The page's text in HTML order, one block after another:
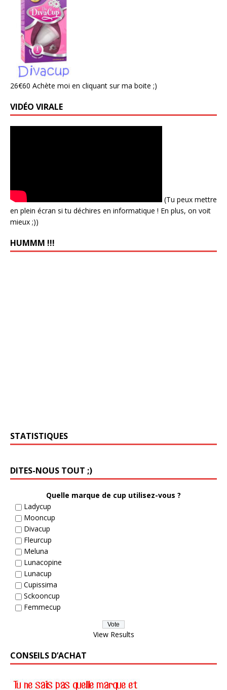
26€60 Achète moi en cliquant sur ma boite ;)
VIDÉO VIRALE
(Tu peux mettre
en plein écran si tu déchires en informatique ! En plus, on voit
mieux ;))
HUMMM !!!
STATISTIQUES
DITES-NOUS TOUT ;)
Quelle marque de cup utilisez-vous ?
Ladycup
Mooncup
Divacup
Fleurcup
Meluna
Lunacopine
Lunacup
Cupissima
Sckooncup
Femmecup
View Results
CONSEILS D’ACHAT